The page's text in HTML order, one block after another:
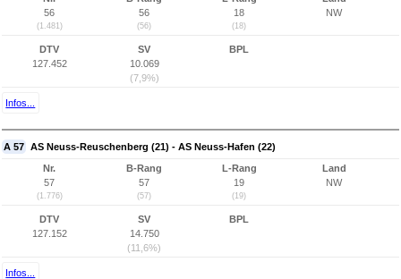
56
(1.481)
56
(56)
18
(18)
NW
DTV
127.452
SV
10.069
(7,9%)
BPL
Infos...
A 57 AS Neuss-Reuschenberg (21) - AS Neuss-Hafen (22)
Nr.
57
(1.776)
B-Rang
57
(57)
L-Rang
19
(19)
Land
NW
DTV
127.152
SV
14.750
(11,6%)
BPL
Infos...